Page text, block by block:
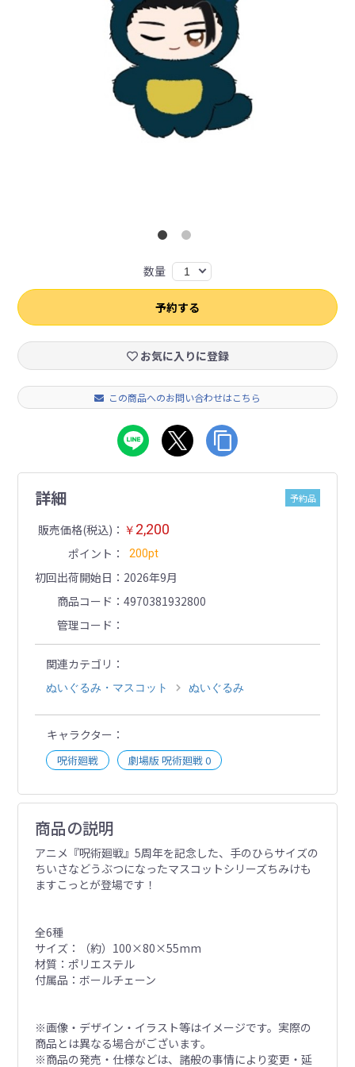
数量 1
予約する
お気に入りに登録
この商品へのお問い合わせはこちら
詳細 予約品
販売価格(税込) ￥ 2,200
ポイント 200pt
初回出荷開始日
2026年9月
商品コード
4970381932800
管理コード
関連カテゴリ
ぬいぐるみ・マスコット ぬいぐるみ
キャラクター
呪術廻戦 劇場版 呪術廻戦 0
商品の説明
アニメ『呪術廻戦』5周年を記念した、手のひらサイズの
ちいさなどうぶつになったマスコットシリーズちみけも
ますこっとが登場です！
全6種
サイズ：（約）100×80×55mm
材質：ポリエステル
付属品：ボールチェーン
※画像・デザイン・イラスト等はイメージです。実際の
商品とは異なる場合がございます。
※商品の発売・仕様などは、諸般の事情により変更・延